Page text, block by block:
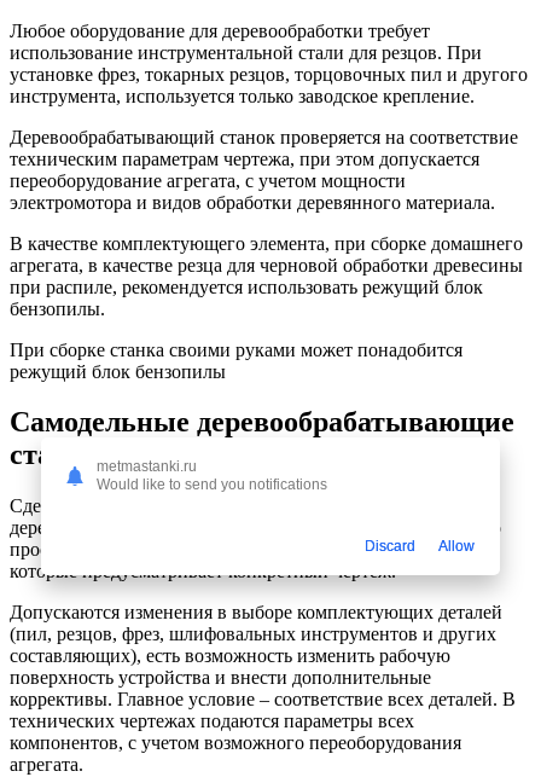
Любое оборудование для деревообработки требует
использование инструментальной стали для резцов. При
установке фрез, токарных резцов, торцовочных пил и другого
инструмента, используется только заводское крепление.
Деревообрабатывающий станок проверяется на соответствие
техническим параметрам чертежа, при этом допускается
переоборудование агрегата, с учетом мощности
электромотора и видов обработки деревянного материала.
В качестве комплектующего элемента, при сборке домашнего
агрегата, в качестве резца для черновой обработки древесины
при распиле, рекомендуется использовать режущий блок
бензопилы.
При сборке станка своими руками может понадобится
режущий блок бензопилы
Самодельные деревообрабатывающие
станки
Сделать профессиональный и многофункциональный
деревообрабатывающий станок своими руками достаточно
просто. Следует точно соблюдать технические параметры,
которые предусматривает конкретный чертеж.
Допускаются изменения в выборе комплектующих деталей
(пил, резцов, фрез, шлифовальных инструментов и других
составляющих), есть возможность изменить рабочую
поверхность устройства и внести дополнительные
коррективы. Главное условие – соответствие всех деталей. В
технических чертежах подаются параметры всех
компонентов, с учетом возможного переоборудования
агрегата.
metmastanki.ru
Would like to send you notifications
Discard Allow